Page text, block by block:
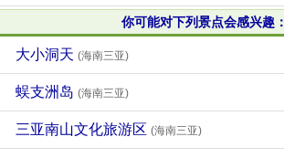
你可能对下列景点会感兴趣：
大小洞天 (海南三亚)
蜈支洲岛 (海南三亚)
三亚南山文化旅游区 (海南三亚)